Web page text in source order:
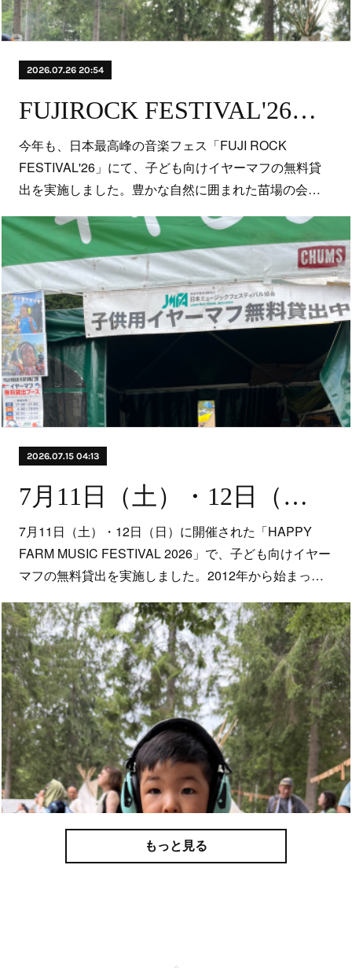
2026.07.26 20:54
FUJIROCK FESTIVAL'26「7/24（金）～7/26（日）湯沢町苗場スキー場」にて子供向けイヤーマフの無料貸出しを行いました！
今年も、日本最高峰の音楽フェス「FUJI ROCK
FESTIVAL'26」にて、子ども向けイヤーマフの無料貸
出を実施しました。豊かな自然に囲まれた苗場の会…
2026.07.15 04:13
7月11日（土）・12日（日）に開催された「HAPPY FARM 2026」で、子ども向けイヤーマフの無料貸出を実施しました。
7月11日（土）・12日（日）に開催された「HAPPY
FARM MUSIC FESTIVAL 2026」で、子ども向けイヤー
マフの無料貸出を実施しました。2012年から始まっ…
もっと見る